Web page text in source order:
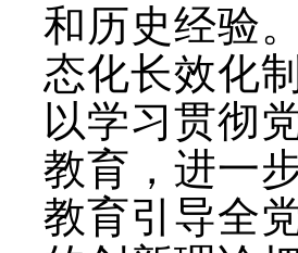
和历史经验
态化长效化
以学习贯彻
教育，进一
教育引导全